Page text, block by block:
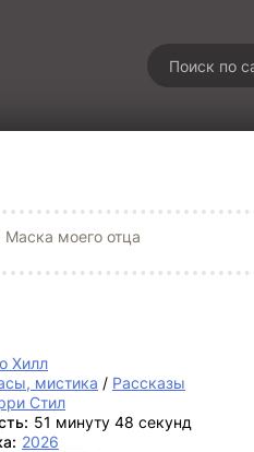
Маска моего отца
Хилл
мистика / Рассказы
Стил
51 минуту 48 секунд
2026